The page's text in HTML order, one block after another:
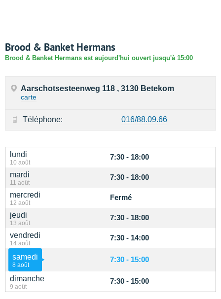
Brood & Banket Hermans
Brood & Banket Hermans est aujourd'hui ouvert jusqu'à 15:00
lundi
10 août
7:30 - 18:00
mardi
11 août
7:30 - 18:00
mercredi
12 août
Fermé
jeudi
13 août
7:30 - 18:00
vendredi
14 août
7:30 - 14:00
samedi
8 août
7:30 - 15:00
dimanche
9 août
7:30 - 15:00
Aarschotsesteenweg 118 , 3130 Betekom
carte
Téléphone: 016/88.09.66